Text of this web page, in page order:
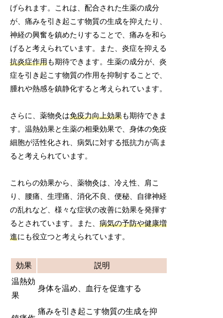
げられます。これは、配合された生薬の成分
が、痛みを引き起こす物質の生成を抑えたり、
神経の興奮を鎮めたりすることで、痛みを和ら
げると考えられています。また、炎症を抑える
抗炎症作用も期待できます。生薬の成分が、炎
症を引き起こす物質の作用を抑制することで、
腫れや熱感を鎮静化すると考えられています。
さらに、薬物灸は免疫力向上効果も期待できま
す。温熱効果と生薬の相乗効果で、身体の免疫
細胞が活性化され、病気に対する抵抗力が高ま
ると考えられています。
これらの効果から、薬物灸は、冷え性、肩こ
り、腰痛、生理痛、消化不良、便秘、自律神経
の乱れなど、様々な症状の改善に効果を発揮す
るとされています。また、病気の予防や健康増
進にも役立つと考えられています。
効果
説明
温熱効
果
身体を温め、血行を促進する
痛みを引き起こす物質の生成を抑